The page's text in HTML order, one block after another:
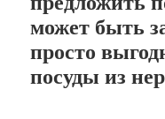
может быть
просто
посуды из